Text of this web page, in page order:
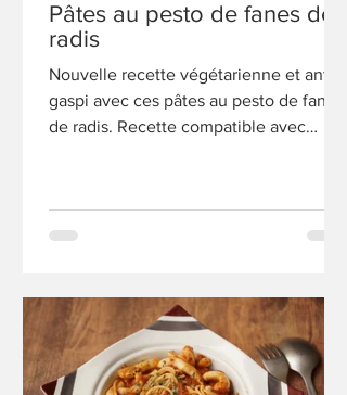
Pâtes au pesto de fanes de
radis
Nouvelle recette végétarienne et anti-
gaspi avec ces pâtes au pesto de fanes
de radis. Recette compatible avec